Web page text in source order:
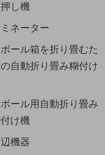
し機
ネーター
ール箱を折り畳むた
自動折り畳み糊付け
ール用自動折り畳み
け機
機器